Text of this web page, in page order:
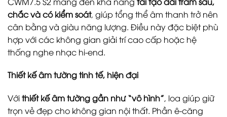
chắc và có kiểm soát, giúp tổng thể âm thanh trở nên
cân bằng và giàu năng lượng. Điều này đặc biệt phù
hợp với các không gian giải trí cao cấp hoặc hệ
thống nghe nhạc hi-end.
Thiết kế âm tường tinh tế, hiện đại
Vớithiết kế âm tường gần như “vô hình”, loa giúp giữ
trọn vẻ đẹp cho không gian nội thất. Phần ê-căng